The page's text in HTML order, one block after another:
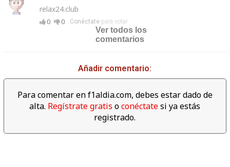
Alfa Romeo vuelve a la F1 de
la mano de Sauber F1 Team
02:39
Descubre los datos
espectaculares del año 2017
relax24.club
0 0 Conéctatepara votar
Ver todos los
comentarios
Añadir comentario:
Para comentar en f1aldia.com, debes estar dado de
alta. Regístrate gratis oconéctatesi ya estás
registrado.